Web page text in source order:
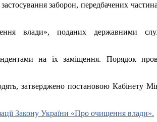
заборон, передбачених
влади», поданих державними
на їх заміщення. Порядок
затверджено постановою Кабінету
Закону України «Про очищення влади».